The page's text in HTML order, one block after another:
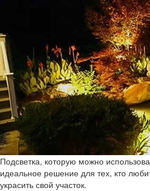
Подсветка, которую можно
идеальное решение для тех, кто
украсить свой участок.